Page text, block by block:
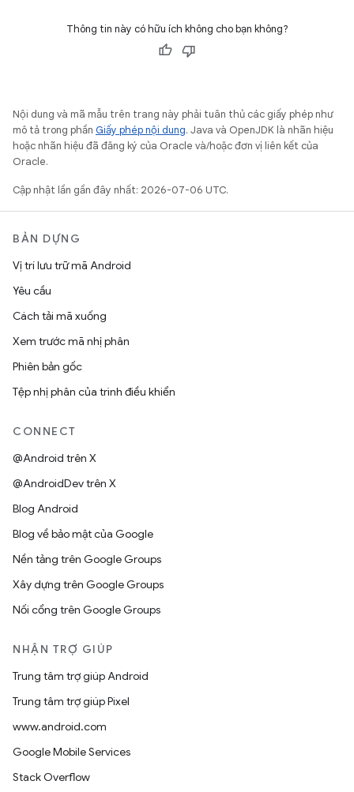
Thông tin này có hữu ích không cho bạn không?
Nội dung và mã mẫu trên trang này phải tuân thủ các giấy phép như
mô tả trong phần Giấy phép nội dung. Java và OpenJDK là nhãn hiệu
hoặc nhãn hiệu đã đăng ký của Oracle và/hoặc đơn vị liên kết của
Oracle.
Cập nhật lần gần đây nhất: 2026-07-06 UTC.
BẢN DỰNG
Vị trí lưu trữ mã Android
Yêu cầu
Cách tải mã xuống
Xem trước mã nhị phân
Phiên bản gốc
Tệp nhị phân của trình điều khiển
CONNECT
@Android trên X
@AndroidDev trên X
Blog Android
Blog về bảo mật của Google
Nền tảng trên Google Groups
Xây dựng trên Google Groups
Nối cổng trên Google Groups
NHẬN TRỢ GIÚP
Trung tâm trợ giúp Android
Trung tâm trợ giúp Pixel
www.android.com
Google Mobile Services
Stack Overflow